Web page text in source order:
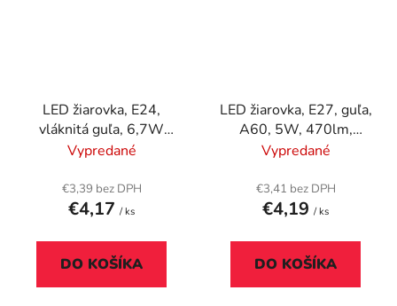
LED žiarovka, E24,
vláknitá guľa, 6,7W
(60W), 806lm, 2700K,
Vypredané
€3,39 bez DPH
€4,17 / ks
DO KOŠÍKA
LED žiarovka, E27, guľa,
A60, 5W, 470lm,
3000K, PHILIPS
Vypredané
€3,41 bez DPH
€4,19 / ks
DO KOŠÍKA